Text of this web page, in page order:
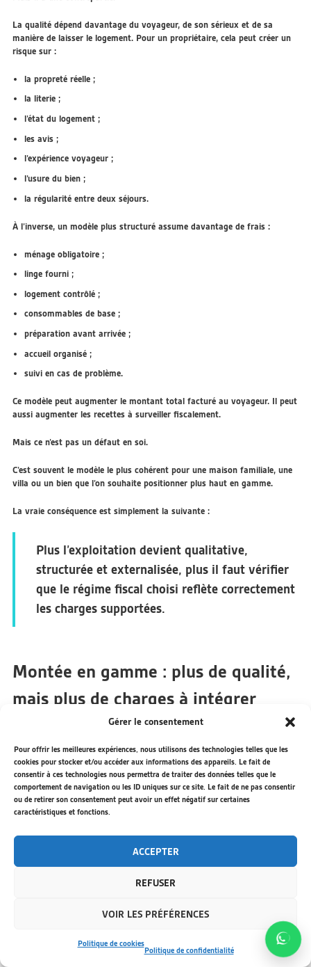
Gérer le consentement
Pour offrir les meilleures expériences, nous utilisons des technologies telles que les
cookies pour stocker et/ou accéder aux informations des appareils. Le fait de
consentir à ces technologies nous permettra de traiter des données telles que le
comportement de navigation ou les ID uniques sur ce site. Le fait de ne pas consentir
ou de retirer son consentement peut avoir un effet négatif sur certaines
caractéristiques et fonctions.
ACCEPTER
REFUSER
VOIR LES PRÉFÉRENCES
Politique de cookies
Politique de confidentialité
La qualité dépend davantage du voyageur, de son sérieux et de sa
manière de laisser le logement. Pour un propriétaire, cela peut créer un
risque sur :
la propreté réelle ;
la literie ;
l’état du logement ;
les avis ;
l’expérience voyageur ;
l’usure du bien ;
la régularité entre deux séjours.
À l’inverse, un modèle plus structuré assume davantage de frais :
ménage obligatoire ;
linge fourni ;
logement contrôlé ;
consommables de base ;
préparation avant arrivée ;
accueil organisé ;
suivi en cas de problème.
Ce modèle peut augmenter le montant total facturé au voyageur. Il peut
aussi augmenter les recettes à surveiller fiscalement.
Mais ce n’est pas un défaut en soi.
C’est souvent le modèle le plus cohérent pour une maison familiale, une
villa ou un bien que l’on souhaite positionner plus haut en gamme.
La vraie conséquence est simplement la suivante :
Plus l’exploitation devient qualitative,
structurée et externalisée, plus il faut vérifier
que le régime fiscal choisi reflète correctement
les charges supportées.
Montée en gamme : plus de qualité,
mais plus de charges à intégrer
bonnes conditions, il ne peut pas raisonner comme pour un petit
logement loué occasionnellement.
Une grande maison implique souvent :
plus de chambres ;
plus de lits ;
plus d’équipements à vérifier ;
plus de consommables ;
plus de temps de préparation ;